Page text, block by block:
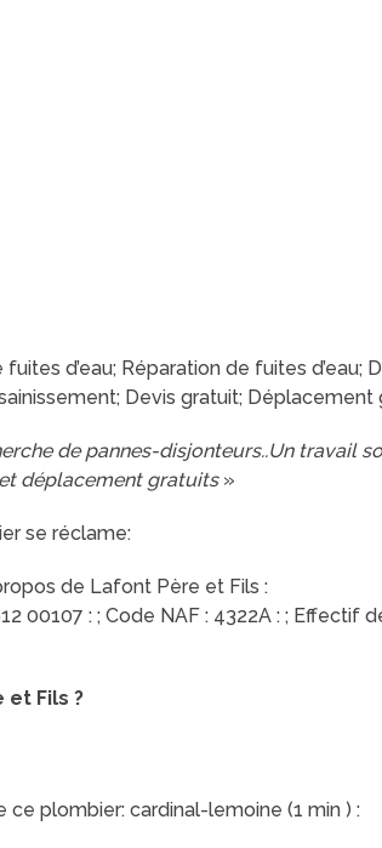
d’eau; Réparation de fuites d’eau;
Devis gratuit; Déplacement
de pannes-disjonteurs..Un travail
déplacement gratuits»
se réclame:
de Lafont Père et Fils :
00107 : ; Code NAF : 4322A : ;
Fils ?
plombier: cardinal-lemoine (1 min ) :